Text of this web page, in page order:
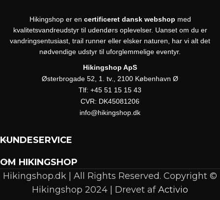
Hikingshop er en certificeret dansk webshop med
kvalitetsvandreudstyr til udendørs oplevelser. Uanset om du er
vandringsentusiast, trail runner eller elsker naturen, har vi alt det
nødvendige udstyr til uforglemmelige eventyr.
Hikingshop ApS
Østerbrogade 52, 1. tv., 2100 København Ø
Tlf: +45 51 15 15 43
CVR: DK45081206
info@hikingshop.dk
KUNDESERVICE
OM HIKINGSHOP
Hikingshop.dk | All Rights Reserved. Copyright ©
Hikingshop 2024 | Drevet afActivio